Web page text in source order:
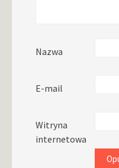
Nazwa
E-mail
Witryna
internetowa